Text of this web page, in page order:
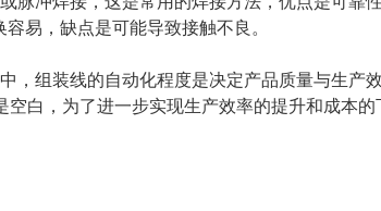
易，缺点是可能导致接触不良。
，组装线的自动化程度是决定产品质量与生产
白，为了进一步实现生产效率的提升和成本的